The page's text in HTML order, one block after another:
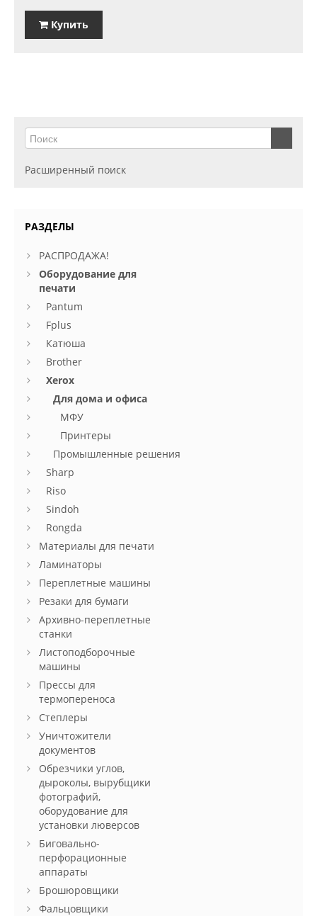
Купить
Расширенный поиск
РАЗДЕЛЫ
РАСПРОДАЖА!
Оборудование для
печати
Pantum
Fplus
Катюша
Brother
Xerox
Для дома и офиса
МФУ
Принтеры
Промышленные решения
Sharp
Riso
Sindoh
Rongda
Материалы для печати
Ламинаторы
Переплетные машины
Резаки для бумаги
Архивно-переплетные
станки
Листоподборочные
машины
Прессы для
термопереноса
Степлеры
Уничтожители
документов
Обрезчики углов,
дыроколы, вырубщики
фотографий,
оборудование для
установки люверсов
Биговально-
перфорационные
аппараты
Брошюровщики
Фальцовщики